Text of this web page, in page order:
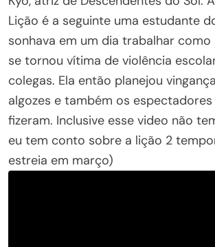
Lição é a seguinte uma estudante
sonhava em um dia trabalhar como
se tornou vítima de violência
colegas. Ela então planejou
algozes e também os espectadores
fizeram. Inclusive esse video não
eu tem conto sobre a lição 2
estreia em março)